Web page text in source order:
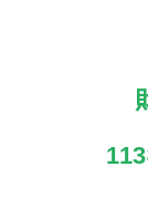
113